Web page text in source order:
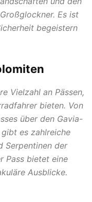
Es ist
begeistern
Vielzahl an Pässen,
bieten. Von
über den Gavia-
es zahlreiche
Serpentinen der
Pass bietet eine
Ausblicke.